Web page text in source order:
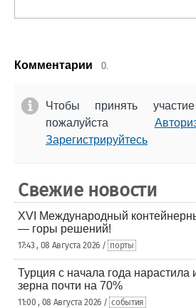
Комментарии 0.
Чтобы принять
пожалуйста
Зарегистрируйтесь
Свежие новости
XVI Международный
— горы решений!
17:43 , 08 Августа 2026 / порты
Турция с начала года нарастила
зерна почти на 70%
11:00 , 08 Августа 2026 / события